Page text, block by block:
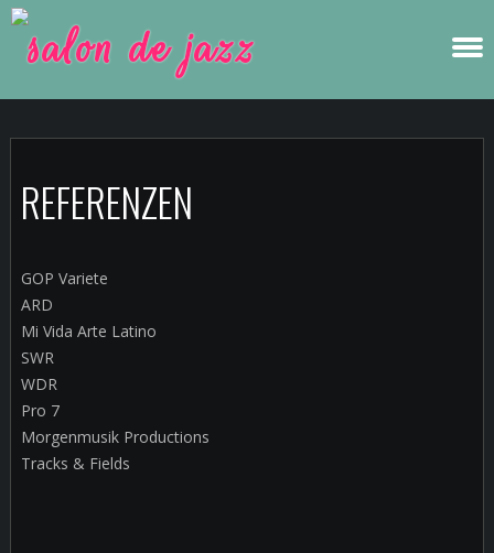
REFERENZEN
GOP Variete
ARD
Mi Vida Arte Latino
SWR
WDR
Pro 7
Morgenmusik Productions
Tracks & Fields